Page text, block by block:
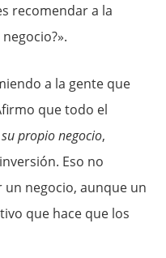
recomendar a la
a la gente que
que todo el
propio negocio,
Eso no
negocio, aunque un
que hace que los